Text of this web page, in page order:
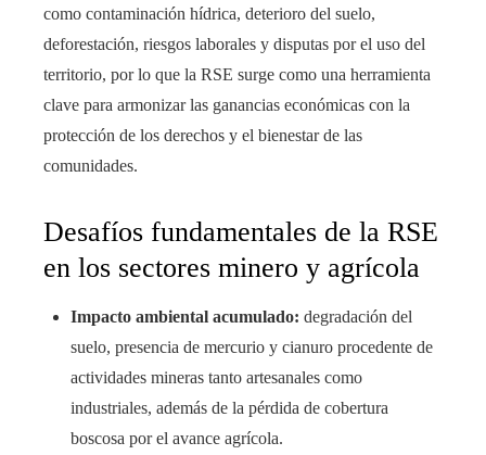
como contaminación hídrica, deterioro del suelo,
deforestación, riesgos laborales y disputas por el uso del
territorio, por lo que la RSE surge como una herramienta
clave para armonizar las ganancias económicas con la
protección de los derechos y el bienestar de las
comunidades.
Desafíos fundamentales de la RSE
en los sectores minero y agrícola
Impacto ambiental acumulado: degradación del
suelo, presencia de mercurio y cianuro procedente de
actividades mineras tanto artesanales como
industriales, además de la pérdida de cobertura
boscosa por el avance agrícola.